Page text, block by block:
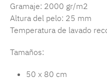
Gramaje: 2000 gr/m2
Altura del pelo: 25 mm
Temperatura de lavado
Tamaños:
50 x 80 cm